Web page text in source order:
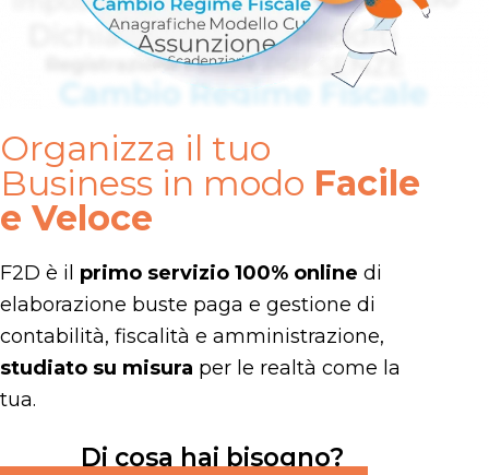
Organizza il tuo
Business in modo Facile
e Veloce
F2D è il primo servizio 100% online di
elaborazione buste paga e gestione di
contabilità, fiscalità e amministrazione,
studiato su misura per le realtà come la
tua.
Di cosa hai bisogno?